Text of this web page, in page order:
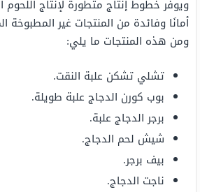
ويوفر خطوط إنتاج متطورة لإنتاج اللحوم
أمانَا وفائدة من المنتجات غير المطبوخة
ومن هذه المنتجات ما يلي:
تشلي تشكن علبة النقت.
بوب كورن الدجاج علبة طويلة.
برجر الدجاج علبة.
شيش لحم الدجاج.
بيف برجر.
ناجت الدجاج.